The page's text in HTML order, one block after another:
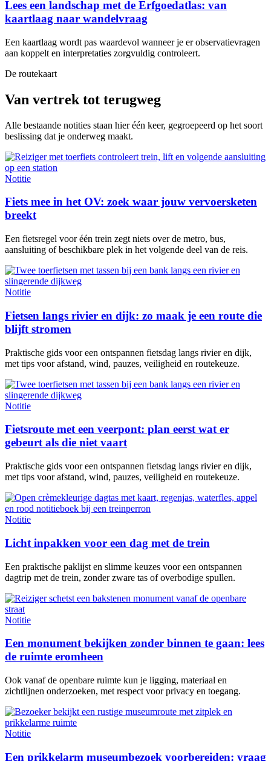
Lees een landschap met de Erfgoedatlas: van
kaartlaag naar wandelvraag
Een kaartlaag wordt pas waardevol wanneer je er observatievragen
aan koppelt en interpretaties zorgvuldig controleert.
De routekaart
Van vertrek tot terugweg
Alle bestaande notities staan hier één keer, gegroepeerd op het soort
beslissing dat je onderweg maakt.
Notitie
Fiets mee in het OV: zoek waar jouw vervoersketen
breekt
Een fietsregel voor één trein zegt niets over de metro, bus,
aansluiting of beschikbare plek in het volgende deel van de reis.
Notitie
Fietsen langs rivier en dijk: zo maak je een route die
blijft stromen
Praktische gids voor een ontspannen fietsdag langs rivier en dijk,
met tips voor afstand, wind, pauzes, veiligheid en routekeuze.
Notitie
Fietsroute met een veerpont: plan eerst wat er
gebeurt als die niet vaart
Praktische gids voor een ontspannen fietsdag langs rivier en dijk,
met tips voor afstand, wind, pauzes, veiligheid en routekeuze.
Notitie
Licht inpakken voor een dag met de trein
Een praktische paklijst en slimme keuzes voor een ontspannen
dagtrip met de trein, zonder zware tas of overbodige spullen.
Notitie
Een monument bekijken zonder binnen te gaan: lees
de ruimte eromheen
Ook vanaf de openbare ruimte kun je ligging, materiaal en
zichtlijnen onderzoeken, met respect voor privacy en toegang.
Notitie
Een prikkelarm museumbezoek voorbereiden: vraag